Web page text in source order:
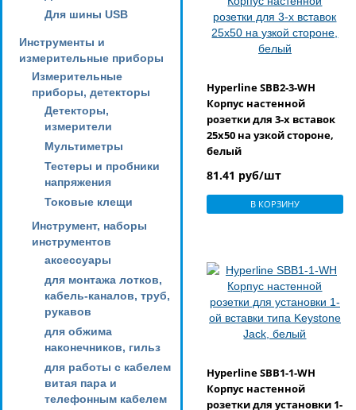
Для шины USB
Инструменты и
измерительные приборы
Измерительные
приборы, детекторы
Детекторы,
измерители
Мультиметры
Тестеры и пробники
напряжения
Токовые клещи
Инструмент, наборы
инструментов
аксессуары
для монтажа лотков,
кабель-каналов, труб,
рукавов
для обжима
наконечников, гильз
для работы с кабелем
витая пара и
телефонным кабелем
Hyperline SBB2-3-WH
Корпус настенной
розетки для 3-х вставок
25х50 на узкой стороне,
белый
81.41 руб/шт
В КОРЗИНУ
Hyperline SBB1-1-WH
Корпус настенной
розетки для установки 1-